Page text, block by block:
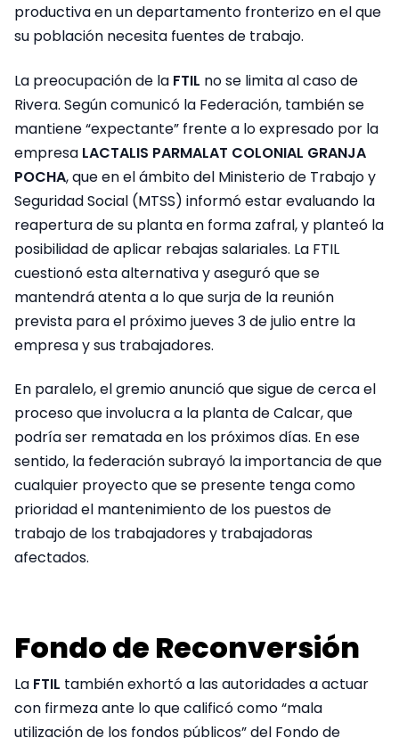
productiva en un departamento fronterizo en el que
su población necesita fuentes de trabajo.
La preocupación de la FTIL no se limita al caso de
Rivera. Según comunicó la Federación, también se
mantiene “expectante” frente a lo expresado por la
empresa LACTALIS PARMALAT COLONIAL GRANJA
POCHA, que en el ámbito del Ministerio de Trabajo y
Seguridad Social (MTSS) informó estar evaluando la
reapertura de su planta en forma zafral, y planteó la
posibilidad de aplicar rebajas salariales. La FTIL
cuestionó esta alternativa y aseguró que se
mantendrá atenta a lo que surja de la reunión
prevista para el próximo jueves 3 de julio entre la
empresa y sus trabajadores.
En paralelo, el gremio anunció que sigue de cerca el
proceso que involucra a la planta de Calcar, que
podría ser rematada en los próximos días. En ese
sentido, la federación subrayó la importancia de que
cualquier proyecto que se presente tenga como
prioridad el mantenimiento de los puestos de
trabajo de los trabajadores y trabajadoras
afectados.
Fondo de Reconversión
La FTIL también exhortó a las autoridades a actuar
con firmeza ante lo que calificó como “mala
utilización de los fondos públicos” del Fondo de